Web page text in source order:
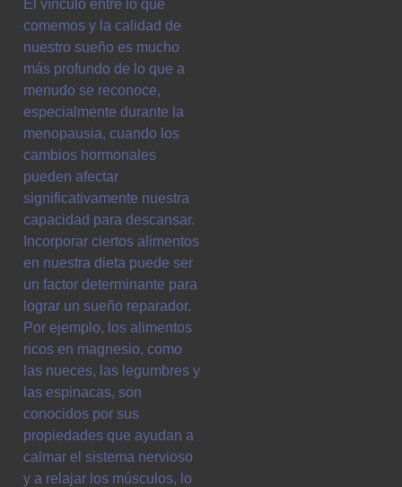
El vínculo entre lo que
comemos y la calidad de
nuestro sueño es mucho
más profundo de lo que a
menudo se reconoce,
especialmente durante la
menopausia, cuando los
cambios hormonales
pueden afectar
significativamente nuestra
capacidad para descansar.
Incorporar ciertos alimentos
en nuestra dieta puede ser
un factor determinante para
lograr un sueño reparador.
Por ejemplo, los alimentos
ricos en magnesio, como
las nueces, las legumbres y
las espinacas, son
conocidos por sus
propiedades que ayudan a
calmar el sistema nervioso
y a relajar los músculos, lo